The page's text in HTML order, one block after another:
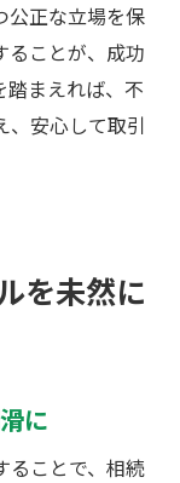
公正な立場を保
ることが、成功
踏まえれば、不
、安心して取引
を未然に
に
ることで、相続